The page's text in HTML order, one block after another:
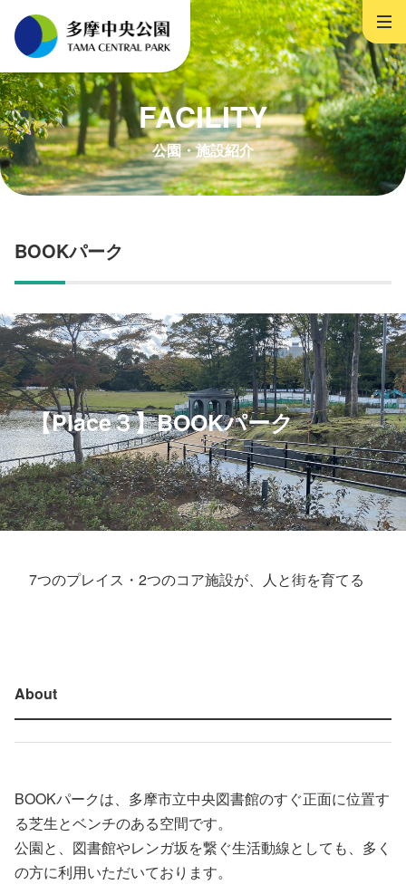
FACILITY
公園・施設紹介
BOOKパーク
【Place３】BOOKパーク
7つのプレイス・2つのコア施設が、人と街を育てる
About
BOOKパークは、多摩市立中央図書館のすぐ正面に位置す
る芝生とベンチのある空間です。
公園と、図書館やレンガ坂を繋ぐ生活動線としても、多く
の方に利用いただいております。